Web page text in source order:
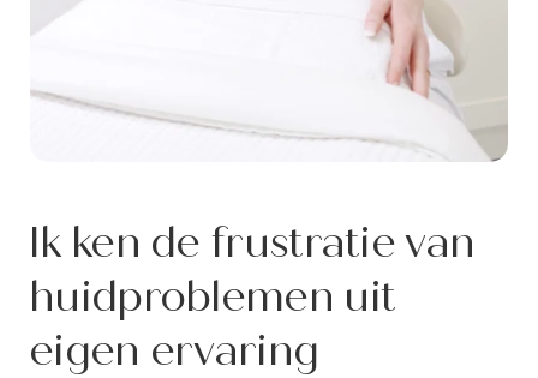
Ik ken de frustratie van
huidproblemen uit
eigen ervaring